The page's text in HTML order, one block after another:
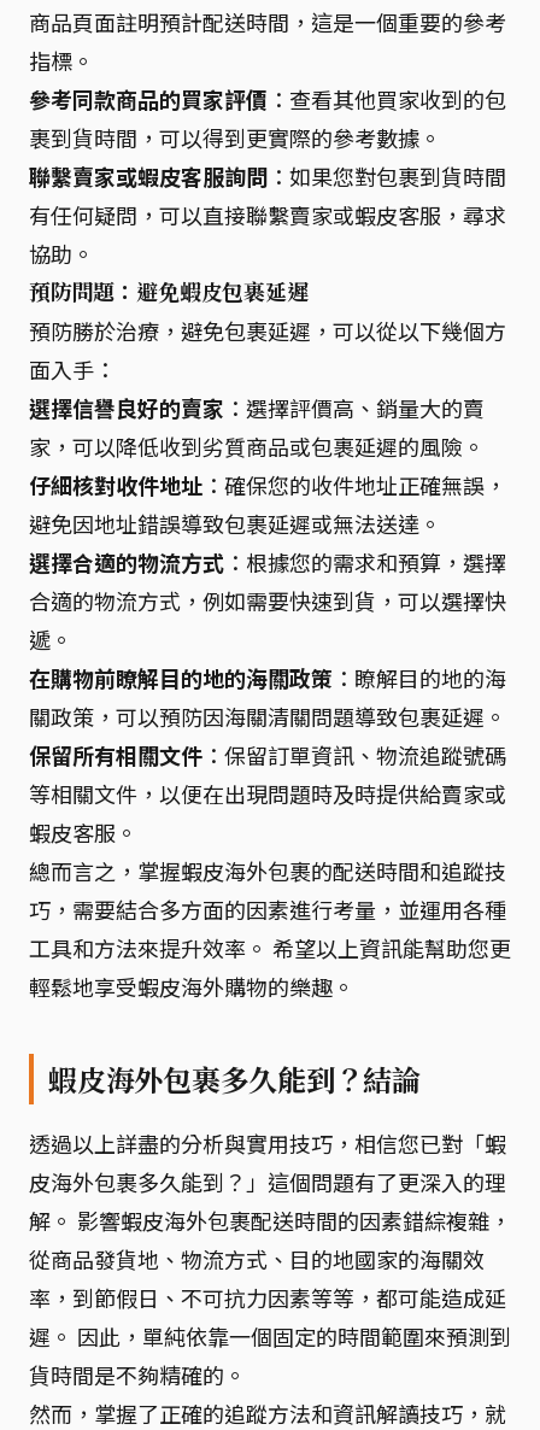
商品頁面註明預計配送時間，這是一個重要的參考
指標。
參考同款商品的買家評價 ：查看其他買家收到的包
裹到貨時間，可以得到更實際的參考數據。
聯繫賣家或蝦皮客服詢問 ：如果您對包裹到貨時間
有任何疑問，可以直接聯繫賣家或蝦皮客服，尋求
協助。
預防問題：避免蝦皮包裹延遲
預防勝於治療，避免包裹延遲，可以從以下幾個方
面入手：
選擇信譽良好的賣家 ：選擇評價高、銷量大的賣
家，可以降低收到劣質商品或包裹延遲的風險。
仔細核對收件地址 ：確保您的收件地址正確無誤，
避免因地址錯誤導致包裹延遲或無法送達。
選擇合適的物流方式 ：根據您的需求和預算，選擇
合適的物流方式，例如需要快速到貨，可以選擇快
遞。
在購物前瞭解目的地的海關政策 ：瞭解目的地的海
關政策，可以預防因海關清關問題導致包裹延遲。
保留所有相關文件 ：保留訂單資訊、物流追蹤號碼
等相關文件，以便在出現問題時及時提供給賣家或
蝦皮客服。
總而言之，掌握蝦皮海外包裹的配送時間和追蹤技
巧，需要結合多方面的因素進行考量，並運用各種
工具和方法來提升效率。 希望以上資訊能幫助您更
輕鬆地享受蝦皮海外購物的樂趣。
蝦皮海外包裹多久能到？結論
透過以上詳盡的分析與實用技巧，相信您已對「蝦
皮海外包裹多久能到？」這個問題有了更深入的理
解。 影響蝦皮海外包裹配送時間的因素錯綜複雜，
從商品發貨地、物流方式、目的地國家的海關效
率，到節假日、不可抗力因素等等，都可能造成延
遲。 因此，單純依靠一個固定的時間範圍來預測到
貨時間是不夠精確的。
然而，掌握了正確的追蹤方法和資訊解讀技巧，就